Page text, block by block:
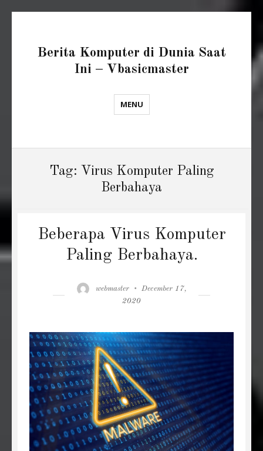
Berita Komputer di Dunia Saat
Ini – Vbasicmaster
MENU
Tag: Virus Komputer Paling
Berbahaya
Beberapa Virus Komputer
Paling Berbahaya.
Author
webmaster
Posted
on
December 17,
2020